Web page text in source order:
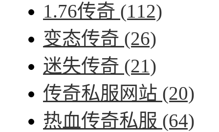
1.76传奇 (112)
变态传奇 (26)
迷失传奇 (21)
传奇私服网站 (20)
热血传奇私服 (64)